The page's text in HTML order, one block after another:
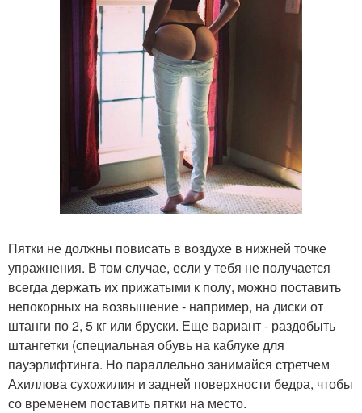
Пятки не должны повисать в воздухе в нижней точке
упражнения. В том случае, если у тебя не получается
всегда держать их прижатыми к полу, можно поставить
непокорных на возвышение - например, на диски от
штанги по 2, 5 кг или бруски. Еще вариант - раздобыть
штангетки (специальная обувь на каблуке для
пауэрлифтинга. Но параллельно занимайся стретчем
Ахиллова сухожилия и задней поверхности бедра, чтобы
со временем поставить пятки на место.